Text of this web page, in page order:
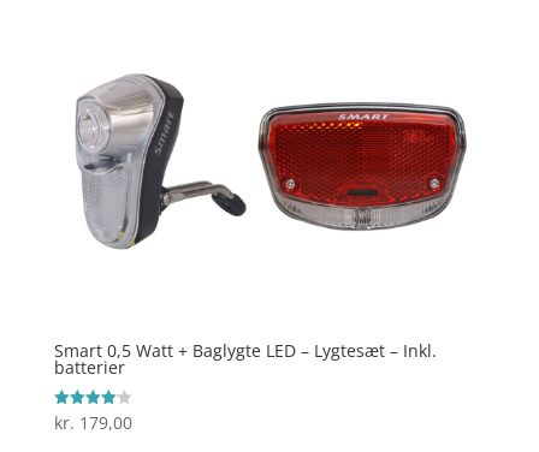
Smart 0,5 Watt + Baglygte LED – Lygtesæt – Inkl.
batterier
Vurderet
4.1
kr. 179,00